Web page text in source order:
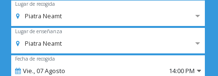
Lugar de recogida
Piatra Neamt
Lugar de enseñanza
Piatra Neamt
Fecha de recogida
Vie.,07Agosto 14:00 PM